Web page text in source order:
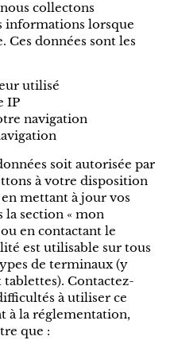
collectons
informations lorsque
Ces données sont les
utilisé
IP
navigation
soit autorisée par
à votre disposition
mettant à jour vos
la section « mon
en contactant le
est utilisable sur tous
de terminaux (y
Contactez-
à utiliser ce
à la réglementation,
que :